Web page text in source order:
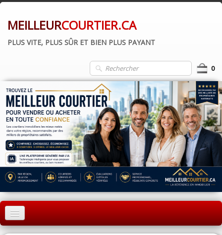
MEILLEURCOURTIER.CA
PLUS VITE, PLUS SÛR ET BIEN PLUS PAYANT
0
ACCUEIL